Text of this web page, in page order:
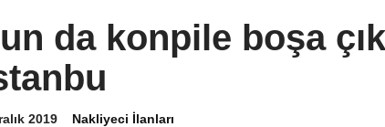
da konpile boşa
2019 Nakliyeci İlanları